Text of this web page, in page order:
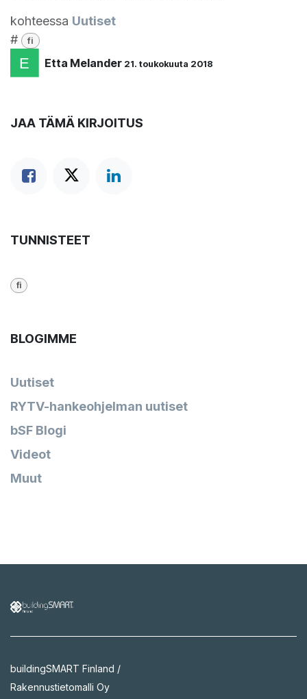
kohteessa Uutiset
#
fi
Etta Melander 21. toukokuuta 2018
JAA TÄMÄ KIRJOITUS
TUNNISTEET
fi
BLOGIMME
Uutiset
RYTV-hankeohjelman uutiset
bSF Blogi
Videot
Muut
buildingSMART Finland /
Rakennustietomalli Oy